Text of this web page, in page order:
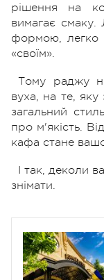
рішення на
вимагає смаку.
формою, легко
«своїм».
Тому раджу
вуха, на те, яку
загальний
про м'якість.
кафа стане
І так, деколи
знімати.